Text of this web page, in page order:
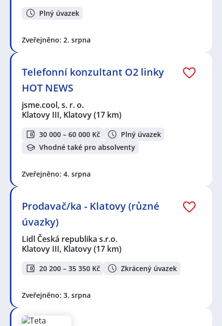
Plný úvazek
Zveřejněno: 2. srpna
Telefonní konzultant O2 linky
HOT NEWS
jsme.cool, s. r. o.
Klatovy III, Klatovy(17 km)
30 000 – 60 000 Kč
Plný úvazek
Vhodné také pro absolventy
Zveřejněno: 4. srpna
Prodavač/ka - Klatovy (různé
úvazky)
Lidl Česká republika s.r.o.
Klatovy III, Klatovy(17 km)
20 200 – 35 350 Kč Zkrácený úvazek
Zveřejněno: 3. srpna